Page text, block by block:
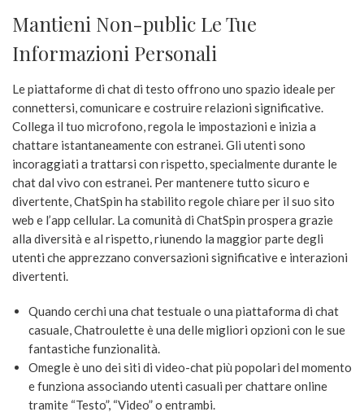
Mantieni Non-public Le Tue
Informazioni Personali
Le piattaforme di chat di testo offrono uno spazio ideale per
connettersi, comunicare e costruire relazioni significative.
Collega il tuo microfono, regola le impostazioni e inizia a
chattare istantaneamente con estranei. Gli utenti sono
incoraggiati a trattarsi con rispetto, specialmente durante le
chat dal vivo con estranei. Per mantenere tutto sicuro e
divertente, ChatSpin ha stabilito regole chiare per il suo sito
web e l’app cellular. La comunità di ChatSpin prospera grazie
alla diversità e al rispetto, riunendo la maggior parte degli
utenti che apprezzano conversazioni significative e interazioni
divertenti.
Quando cerchi una chat testuale o una piattaforma di chat
casuale, Chatroulette è una delle migliori opzioni con le sue
fantastiche funzionalità.
Omegle è uno dei siti di video-chat più popolari del momento
e funziona associando utenti casuali per chattare online
tramite “Testo”, “Video” o entrambi.